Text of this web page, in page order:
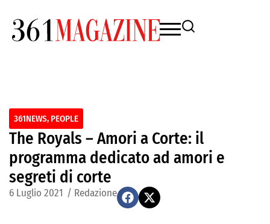
361NEWS, PEOPLE
The Royals – Amori a Corte: il
programma dedicato ad amori e
segreti di corte
6 Luglio 2021 / Redazione